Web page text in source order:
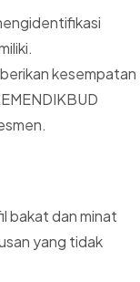
kesempatan
bakat dan minat
yang tidak